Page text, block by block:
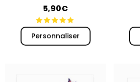
5,90€
Personnaliser